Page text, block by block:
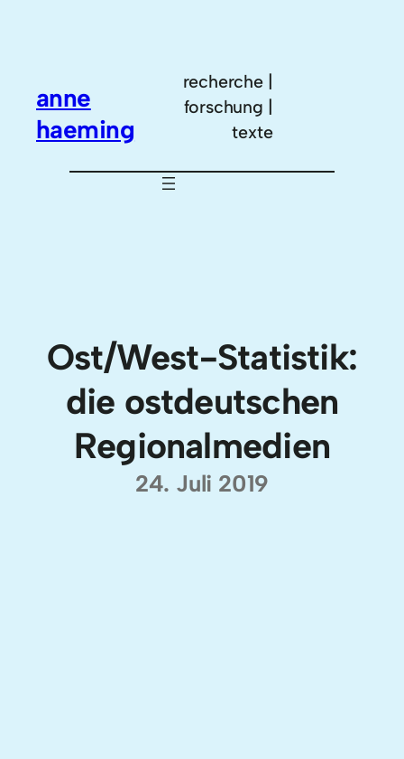
anne
haeming
recherche |
forschung |
texte
Ost/West-Statistik:
die ostdeutschen
Regionalmedien
24. Juli 2019